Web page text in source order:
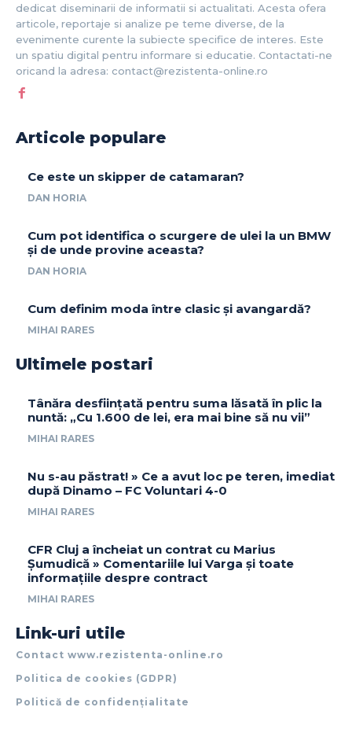
dedicat diseminarii de informatii si actualitati. Acesta ofera
articole, reportaje si analize pe teme diverse, de la
evenimente curente la subiecte specifice de interes. Este
un spatiu digital pentru informare si educatie. Contactati-ne
oricand la adresa: contact@rezistenta-online.ro
Articole populare
Ce este un skipper de catamaran?
DAN HORIA
Cum pot identifica o scurgere de ulei la un BMW
și de unde provine aceasta?
DAN HORIA
Cum definim moda între clasic și avangardă?
MIHAI RARES
Ultimele postari
Tânăra desființată pentru suma lăsată în plic la
nuntă: „Cu 1.600 de lei, era mai bine să nu vii”
MIHAI RARES
Nu s-au păstrat! » Ce a avut loc pe teren, imediat
după Dinamo – FC Voluntari 4-0
MIHAI RARES
CFR Cluj a încheiat un contrat cu Marius
Șumudică » Comentariile lui Varga și toate
informațiile despre contract
MIHAI RARES
Link-uri utile
Contact www.rezistenta-online.ro
Politica de cookies (GDPR)
Politică de confidențialitate